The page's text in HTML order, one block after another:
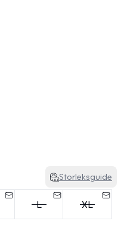
Storleksguide
L XL